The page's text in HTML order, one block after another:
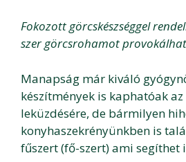
Fokozott görcskészséggel
szer görcsrohamot
Manapság már kiváló
készítmények is kaphatóak
leküzdésére, de bármilyen
konyhaszekrényünkben is
fűszert (fő-szert) ami segíthet